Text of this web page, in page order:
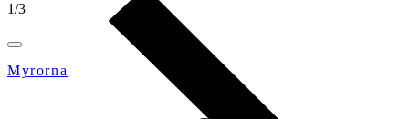
1/3
Myrorna